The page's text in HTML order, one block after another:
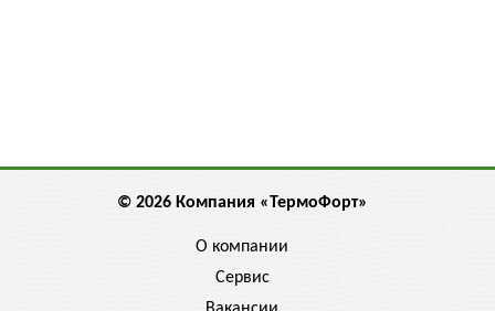
© 2026 Компания «ТермоФорт»
О компании
Сервис